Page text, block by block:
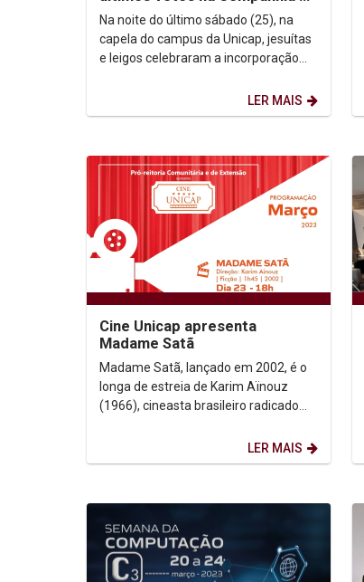
Jesus
Na noite do último sábado (25), na
capela do campus da Unicap, jesuítas
e leigos celebraram a incorporação
LER MAIS
Cine Unicap apresenta
Madame Satã
Madame Satã, lançado em 2002, é o
longa de estreia de Karim Aïnouz
(1966), cineasta brasileiro radicado
LER MAIS